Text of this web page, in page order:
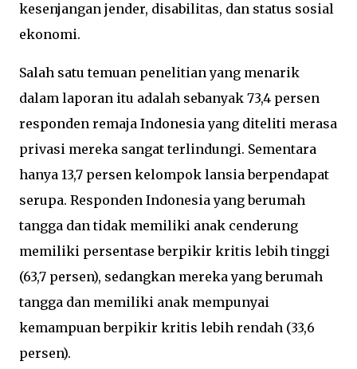
kesenjangan jender, disabilitas, dan status sosial
ekonomi.
Salah satu temuan penelitian yang menarik
dalam laporan itu adalah sebanyak 73,4 persen
responden remaja Indonesia yang diteliti merasa
privasi mereka sangat terlindungi. Sementara
hanya 13,7 persen kelompok lansia berpendapat
serupa. Responden Indonesia yang berumah
tangga dan tidak memiliki anak cenderung
memiliki persentase berpikir kritis lebih tinggi
(63,7 persen), sedangkan mereka yang berumah
tangga dan memiliki anak mempunyai
kemampuan berpikir kritis lebih rendah (33,6
persen).